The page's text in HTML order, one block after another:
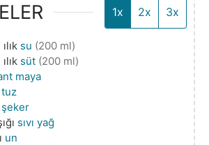
1x 2x 3x
su (200 ml)
süt (200 ml)
maya
tuz
şeker
sıvı yağ
un